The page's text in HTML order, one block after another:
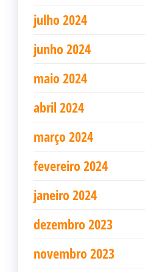
julho 2024
junho 2024
maio 2024
abril 2024
março 2024
fevereiro 2024
janeiro 2024
dezembro 2023
novembro 2023